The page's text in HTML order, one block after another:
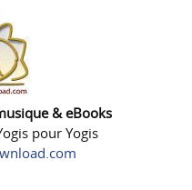
& eBooks
pour Yogis